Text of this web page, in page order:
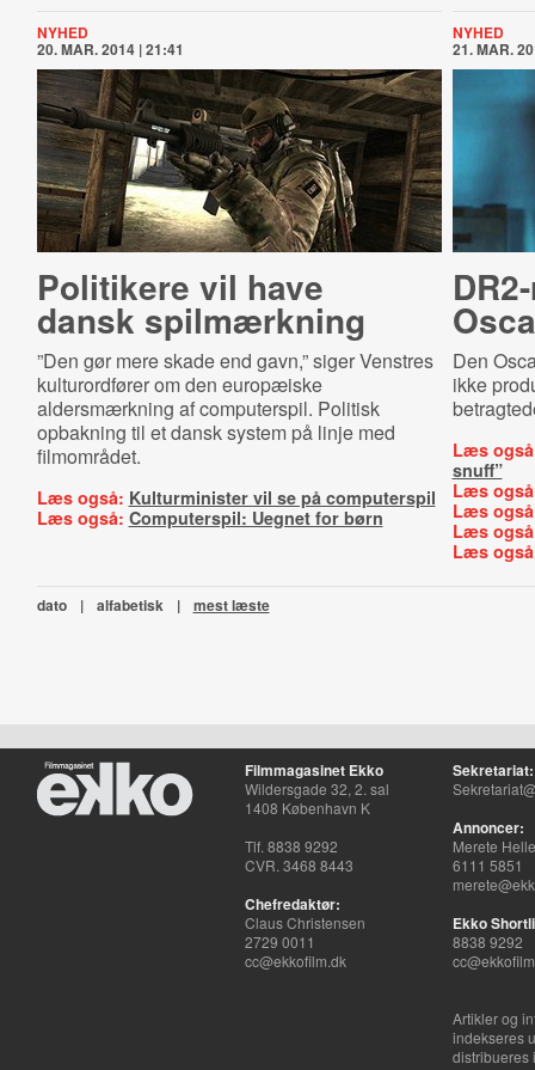
NYHED
20. MAR. 2014 | 21:41
Politikere vil have
dansk spilmærkning
”Den gør mere skade end gavn,” siger Venstres
kulturordfører om den europæiske
aldersmærkning af computerspil. Politisk
opbakning til et dansk system på linje med
filmområdet.
Læs også: Kulturminister vil se på computerspil
Læs også: Computerspil: Uegnet for børn
NYHED
21. MAR.
Den
ikke
Læs
snuff”
Læs
Læs
Læs
Læs
dato | alfabetisk | mest læste
Filmmagasinet Ekko
Wildersgade 32, 2. sal
1408 København K
Tlf. 8838 9292
CVR. 3468 8443
Chefredaktør:
Claus Christensen
2729 0011
cc@ekkofilm.dk
Sekretariat:
Annoncer:
Merete
6111 5851
Ekko
8838 9292
Artikler og
indekseres
distribueres